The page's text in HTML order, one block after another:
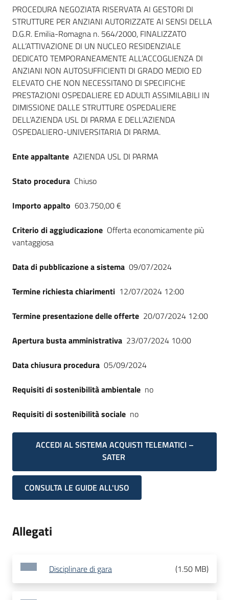
telematiche
English
site
su
Dati del bando
PROCEDURA NEGOZIATA RISERVATA AI GESTORI DI
STRUTTURE PER ANZIANI AUTORIZZATE AI SENSI DELLA
D.G.R. Emilia-Romagna n. 564/2000, FINALIZZATO
ALL’ATTIVAZIONE DI UN NUCLEO RESIDENZIALE
DEDICATO TEMPORANEAMENTE ALL’ACCOGLIENZA DI
ANZIANI NON AUTOSUFFICIENTI DI GRADO MEDIO ED
ELEVATO CHE NON NECESSITANO DI SPECIFICHE
PRESTAZIONI OSPEDALIERE ED ADULTI ASSIMILABILI IN
DIMISSIONE DALLE STRUTTURE OSPEDALIERE
DELL’AZIENDA USL DI PARMA E DELL’AZIENDA
OSPEDALIERO-UNIVERSITARIA DI PARMA.
Ente appaltante AZIENDA USL DI PARMA
Stato procedura Chiuso
Importo appalto 603.750,00 €
Criterio di aggiudicazione Offerta economicamente più
vantaggiosa
Data di pubblicazione a sistema 09/07/2024
Termine richiesta chiarimenti 12/07/2024 12:00
Termine presentazione delle offerte 20/07/2024 12:00
Apertura busta amministrativa 23/07/2024 10:00
Data chiusura procedura 05/09/2024
Requisiti di sostenibilità ambientale no
Requisiti di sostenibilità sociale no
ACCEDI AL SISTEMA ACQUISTI TELEMATICI –
SATER
CONSULTA LE GUIDE ALL'USO
Allegati
Disciplinare di gara (1.50 MB)